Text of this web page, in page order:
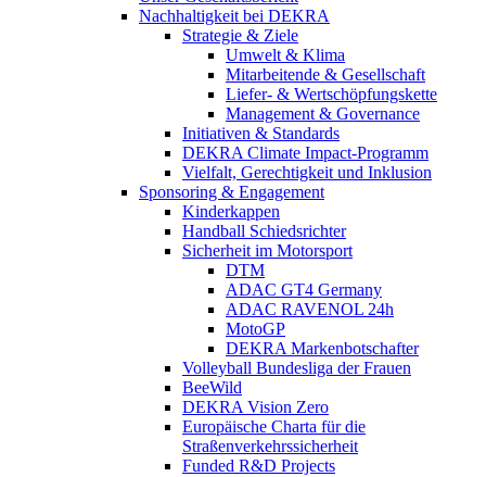
Nachhaltigkeit bei DEKRA
Strategie & Ziele
Umwelt & Klima
Mitarbeitende & Gesellschaft
Liefer- & Wertschöpfungskette
Management & Governance
Initiativen & Standards
DEKRA Climate Impact-Programm
Vielfalt, Gerechtigkeit und Inklusion​
Sponsoring & Engagement
Kinderkappen
Handball Schiedsrichter
Sicherheit im Motorsport
DTM
ADAC GT4 Germany
ADAC RAVENOL 24h
MotoGP
DEKRA Markenbotschafter
Volleyball Bundesliga der Frauen
BeeWild
DEKRA Vision Zero
Europäische Charta für die
Straßenverkehrssicherheit
Funded R&D Projects